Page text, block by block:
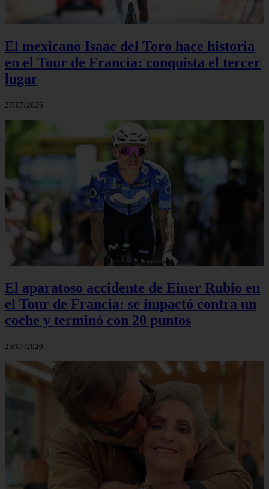
El mexicano Isaac del Toro hace historia
en el Tour de Francia: conquista el tercer
lugar
27/07/2026
El aparatoso accidente de Einer Rubio en
el Tour de Francia: se impactó contra un
coche y terminó con 20 puntos
25/07/2026